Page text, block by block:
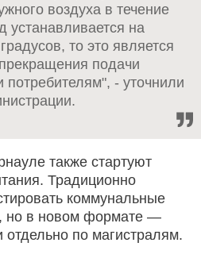
воздуха в течение
устанавливается на
то это является
подачи
потребителям", - уточнили
также стартуют
Традиционно
коммунальные
но в новом формате —
отдельно по магистралям.